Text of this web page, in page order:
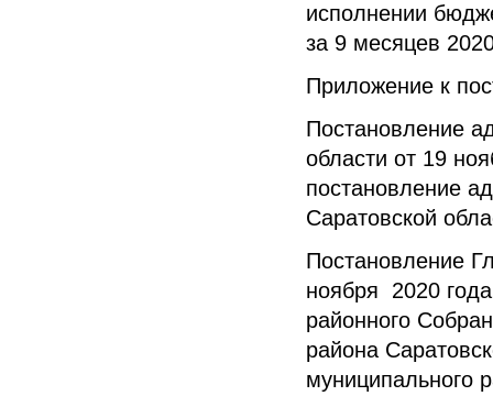
исполнении
за 9 месяцев
Приложение к
Постановление
области от 19
постановление
Саратовской
Постановление
ноября 2020
районного
района
муниципального